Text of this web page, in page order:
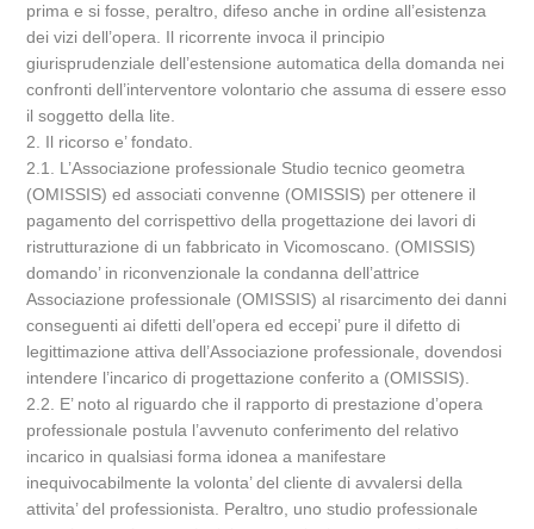
prima e si fosse, peraltro, difeso anche in ordine all’esistenza
dei vizi dell’opera. Il ricorrente invoca il principio
giurisprudenziale dell’estensione automatica della domanda nei
confronti dell’interventore volontario che assuma di essere esso
il soggetto della lite.
2. Il ricorso e’ fondato.
2.1. L’Associazione professionale Studio tecnico geometra
(OMISSIS) ed associati convenne (OMISSIS) per ottenere il
pagamento del corrispettivo della progettazione dei lavori di
ristrutturazione di un fabbricato in Vicomoscano. (OMISSIS)
domando’ in riconvenzionale la condanna dell’attrice
Associazione professionale (OMISSIS) al risarcimento dei danni
conseguenti ai difetti dell’opera ed eccepi’ pure il difetto di
legittimazione attiva dell’Associazione professionale, dovendosi
intendere l’incarico di progettazione conferito a (OMISSIS).
2.2. E’ noto al riguardo che il rapporto di prestazione d’opera
professionale postula l’avvenuto conferimento del relativo
incarico in qualsiasi forma idonea a manifestare
inequivocabilmente la volonta’ del cliente di avvalersi della
attivita’ del professionista. Peraltro, uno studio professionale